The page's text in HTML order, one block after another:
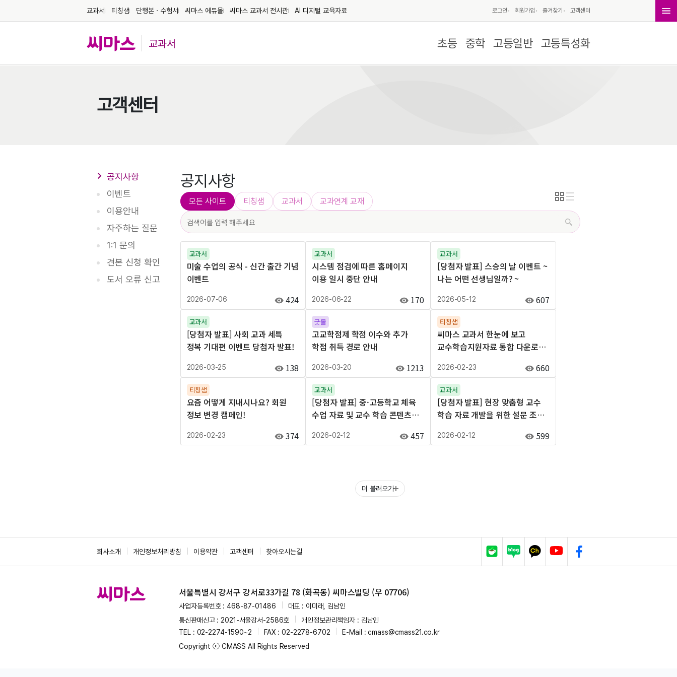
교과서 티칭샘 단행본ㆍ수험서 씨마스 에듀몰 씨마스 교과서 전시관 AI 디지털 교육자료 로그인 회원가입 즐겨찾기 고객센터
교과서 초등 중학 고등일반 고등특성화
고객센터
공지사항
이벤트
이용안내
자주하는 질문
1:1 문의
견본 신청 확인
도서 오류 신고
공지사항
모든 사이트 티칭샘 교과서 교과연계 교재
교과서
미술 수업의 공식 - 신간 출간 기념
이벤트
2026-07-06 424
교과서
시스템 점검에 따른 홈페이지
이용 일시 중단 안내
2026-06-22 170
교과서
[당첨자 발표] 스승의 날 이벤트 ~
나는 어떤 선생님일까? ~
2026-05-12 607
교과서
[당첨자 발표] 사회 교과 세특
정복 기대편 이벤트 당첨자 발표!
2026-03-25 138
굿몰
고교학점제 학점 이수와 추가
학점 취득 경로 안내
2026-03-20 1213
티칭샘
씨마스 교과서 한눈에 보고
교수학습지원자료 통합 다운로드
2026-02-23 660
티칭샘
요즘 어떻게 지내시나요? 회원
정보 변경 캠페인!
2026-02-23 374
교과서
[당첨자 발표] 중·고등학교 체육
수업 자료 및 교수 학습 콘텐츠
제일 필요하세요?
2026-02-12 457
교과서
[당첨자 발표] 현장 맞춤형 교수
학습 자료 개발을 위한 설문 조사
2026-02-12 599
더 불러오기
회사소개 개인정보처리방침 이용약관 고객센터 찾아오시는길
서울특별시 강서구 강서로33가길 78 (화곡동) 씨마스빌딩 (우 07706)
사업자등록번호 : 468-87-01486
대표 : 이미래, 김남인
통신판매신고 : 2021-서울강서-2586호
개인정보관리책임자 : 김남인
TEL : 02-2274-1590~2
FAX : 02-2278-6702
E-Mail : cmass@cmass21.co.kr
Copyright ⓒ CMASS All Rights Reserved